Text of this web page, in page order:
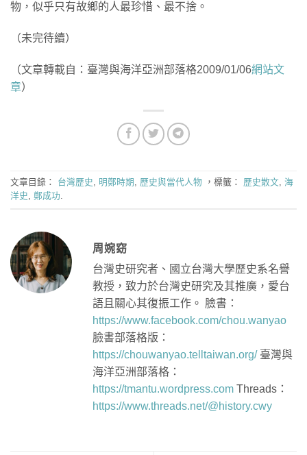
物，似乎只有故鄉的人最珍惜、最不捨。
（未完待續）
（文章轉載自：臺灣與海洋亞洲部落格2009/01/06網站文
章）
文章目錄： 台灣歷史, 明鄭時期 , 歷史與當代人物 ，標籤： 歷史散文, 海
洋史, 鄭成功.
周婉窈
台灣史研究者、國立台灣大學歷史系名譽
教授，致力於台灣史研究及其推廣，愛台
語且關心其復振工作。 臉書：
https://www.facebook.com/chou.wanyao
臉書部落格版：
https://chouwanyao.telltaiwan.org/臺灣與
海洋亞洲部落格：
https://tmantu.wordpress.com Threads：
https://www.threads.net/@history.cwy